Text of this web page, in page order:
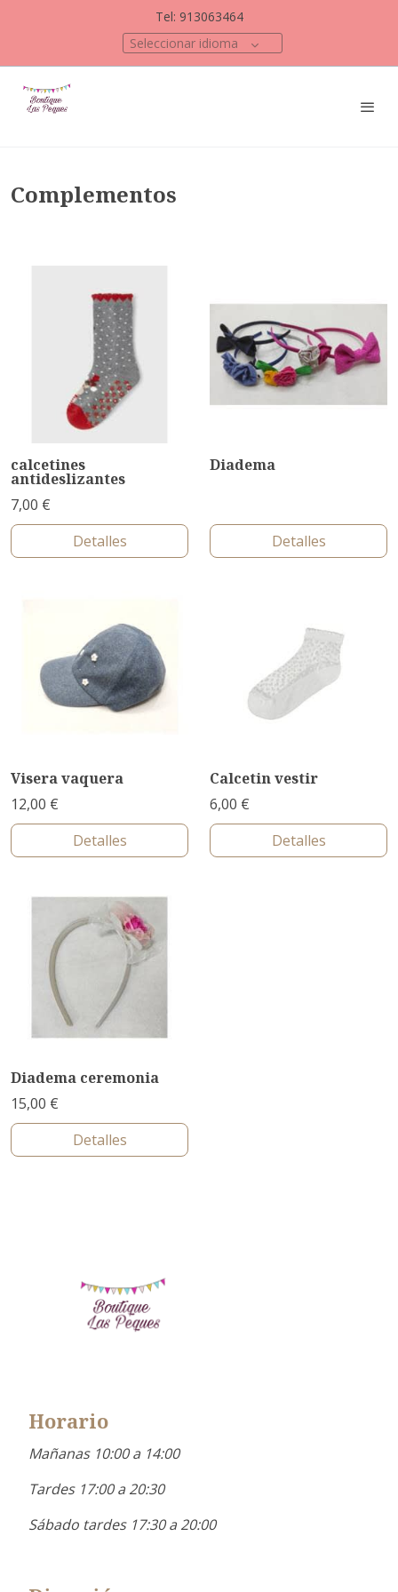
Tel: 913063464
Seleccionar idioma
Complementos
calcetines
antideslizantes
7,00 €
Detalles
Diadema
Detalles
Visera vaquera
12,00 €
Detalles
Calcetin vestir
6,00 €
Detalles
Diadema ceremonia
15,00 €
Detalles
Horario
Mañanas 10:00 a 14:00
Tardes 17:00 a 20:30
Sábado tardes 17:30 a 20:00